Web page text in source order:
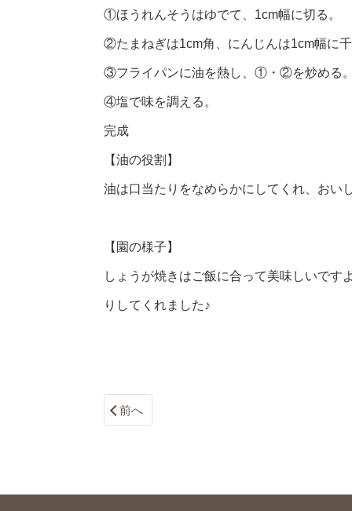
①ほうれんそうはゆでて、1cm幅に切る。
②たまねぎは1cm角、にんじんは1cm幅に千
③フライパンに油を熱し、①・②を炒める。
④塩で味を調える。
完成
【油の役割】
油は口当たりをなめらかにしてくれ、おい
【園の様子】
しょうが焼きはご飯に合って美味しいです
りしてくれました♪
前へ